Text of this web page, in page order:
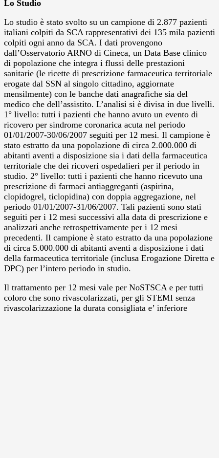
Lo Studio
Lo studio è stato svolto su un campione di 2.877 pazienti
italiani colpiti da SCA rappresentativi dei 135 mila pazienti
colpiti ogni anno da SCA. I dati provengono
dall’Osservatorio ARNO di Cineca, un Data Base clinico
di popolazione che integra i flussi delle prestazioni
sanitarie (le ricette di prescrizione farmaceutica territoriale
erogate dal SSN al singolo cittadino, aggiornate
mensilmente) con le banche dati anagrafiche sia del
medico che dell’assistito. L’analisi si è divisa in due livelli.
1° livello: tutti i pazienti che hanno avuto un evento di
ricovero per sindrome coronarica acuta nel periodo
01/01/2007-30/06/2007 seguiti per 12 mesi. Il campione è
stato estratto da una popolazione di circa 2.000.000 di
abitanti aventi a disposizione sia i dati della farmaceutica
territoriale che dei ricoveri ospedalieri per il periodo in
studio. 2° livello: tutti i pazienti che hanno ricevuto una
prescrizione di farmaci antiaggreganti (aspirina,
clopidogrel, ticlopidina) con doppia aggregazione, nel
periodo 01/01/2007-31/06/2007. Tali pazienti sono stati
seguiti per i 12 mesi successivi alla data di prescrizione e
analizzati anche retrospettivamente per i 12 mesi
precedenti. Il campione è stato estratto da una popolazione
di circa 5.000.000 di abitanti aventi a disposizione i dati
della farmaceutica territoriale (inclusa Erogazione Diretta e
DPC) per l’intero periodo in studio.
Il trattamento per 12 mesi vale per NoSTSCA e per tutti
coloro che sono rivascolarizzati, per gli STEMI senza
rivascolarizzazione la durata consigliata e’ inferiore